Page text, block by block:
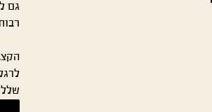
גם
שלל